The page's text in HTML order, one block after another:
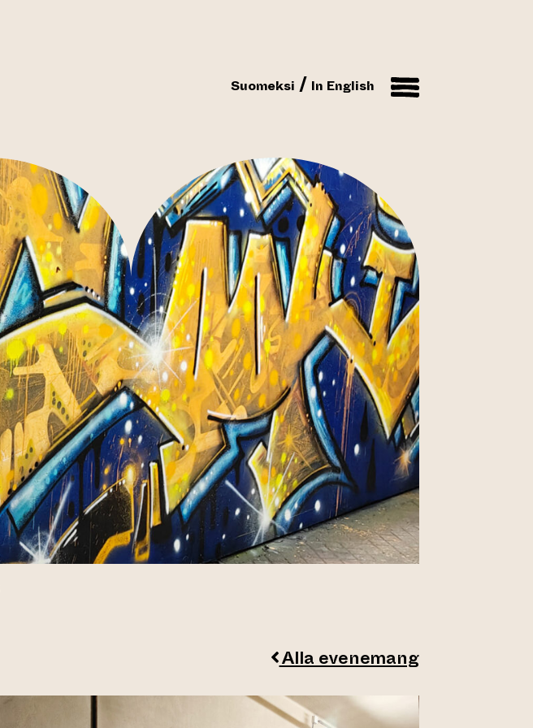
Suomeksi In English
Alla evenemang